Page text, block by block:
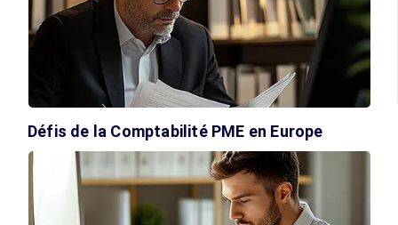
Défis de la Comptabilité PME en Europe